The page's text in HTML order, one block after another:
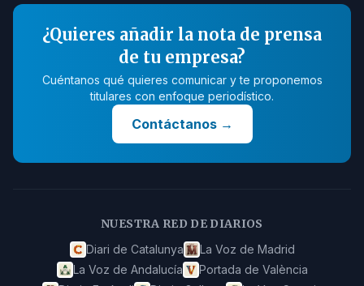
¿Quieres añadir la nota de prensa
de tu empresa?
Cuéntanos qué quieres comunicar y te proponemos
titulares con enfoque periodístico.
Contáctanos→
NUESTRA RED DE DIARIOS
Diari de Catalunya
La Voz de Madrid
La Voz de Andalucía
Portada de València